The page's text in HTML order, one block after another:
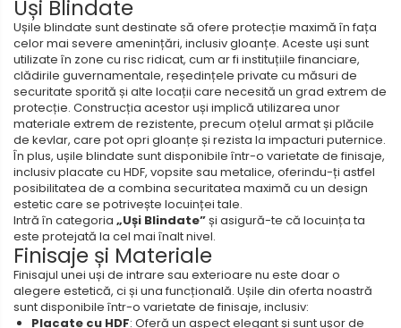
Uși Blindate
Ușile blindate sunt destinate să ofere protecție maximă în fața
celor mai severe amenințări, inclusiv gloanțe. Aceste uși sunt
utilizate în zone cu risc ridicat, cum ar fi instituțiile financiare,
clădirile guvernamentale, reședințele private cu măsuri de
securitate sporită și alte locații care necesită un grad extrem de
protecție. Construcția acestor uși implică utilizarea unor
materiale extrem de rezistente, precum oțelul armat și plăcile
de kevlar, care pot opri gloanțe și rezista la impacturi puternice.
În plus, ușile blindate sunt disponibile într-o varietate de finisaje,
inclusiv placate cu HDF, vopsite sau metalice, oferindu-ți astfel
posibilitatea de a combina securitatea maximă cu un design
estetic care se potrivește locuinței tale.
Intră în categoria „Uși Blindate”și asigură-te că locuința ta
este protejată la cel mai înalt nivel.
Finisaje și Materiale
Finisajul unei uși de intrare sau exterioare nu este doar o
alegere estetică, ci și una funcțională. Ușile din oferta noastră
sunt disponibile într-o varietate de finisaje, inclusiv:
Placate cu HDF: Oferă un aspect elegant și sunt ușor de